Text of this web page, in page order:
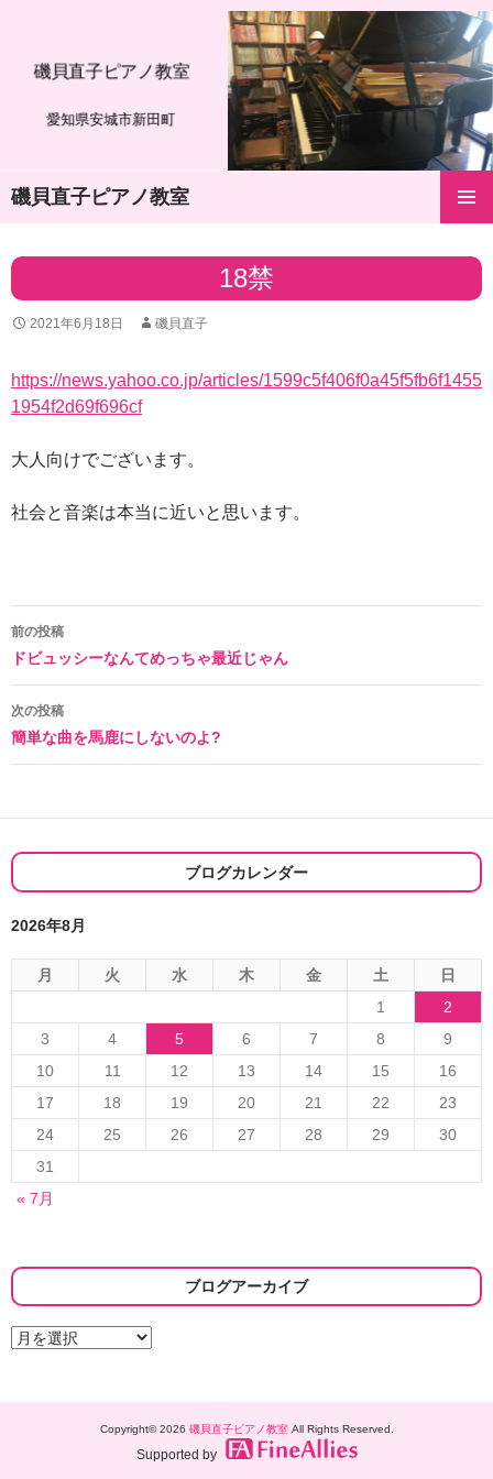
愛知県安城市新田町
磯貝直子ピアノ教室
磯貝直子ピアノ教室
テ
へ
キ
ッ
18禁
2021年6月18日 磯貝直子
https://news.yahoo.co.jp/articles/1599c5f406f0a45f5fb6f1455
1954f2d69f696cf
大人向けでございます。
社会と音楽は本当に近いと思います。
投
稿
ナ
ビ
ー
シ
ョ
ン
前の投稿
ドビュッシーなんてめっちゃ最近じゃん
次の投稿
簡単な曲を馬鹿にしないのよ?
ブログカレンダー
2026年8月
月 火 水 木 金 土
日
1
2
3
4 5 6 7 8
9
10
11 12 13 14 15
16
17
18 19 20 21 22
23
24
25 26 27 28 29
30
31
« 7月
ブログアーカイブ
ブ
ロ
Copyright© 2026 磯貝直子ピアノ教室All Rights Reserved.
Supported by